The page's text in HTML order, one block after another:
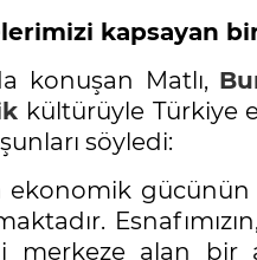
kapsayan
konuşan Matlı,
kültürüyle Türkiye
söyledi:
ekonomik
merkeze alan bir